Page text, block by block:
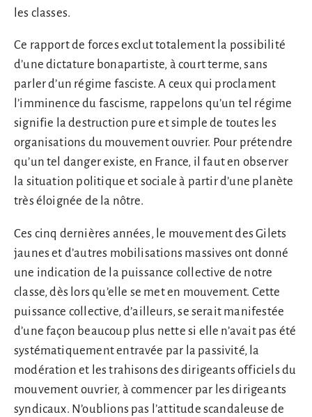
les classes.
Ce rapport de forces exclut totalement la possibilité
d’une dictature bonapartiste, à court terme, sans
parler d’un régime fasciste. A ceux qui proclament
l’imminence du fascisme, rappelons qu’un tel régime
signifie la destruction pure et simple de toutes les
organisations du mouvement ouvrier. Pour prétendre
qu’un tel danger existe, en France, il faut en observer
la situation politique et sociale à partir d’une planète
très éloignée de la nôtre.
Ces cinq dernières années, le mouvement des Gilets
jaunes et d’autres mobilisations massives ont donné
une indication de la puissance collective de notre
classe, dès lors qu’elle se met en mouvement. Cette
puissance collective, d’ailleurs, se serait manifestée
d’une façon beaucoup plus nette si elle n’avait pas été
systématiquement entravée par la passivité, la
modération et les trahisons des dirigeants officiels du
mouvement ouvrier, à commencer par les dirigeants
syndicaux. N’oublions pas l’attitude scandaleuse de